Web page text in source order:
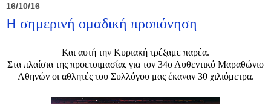
16/10/16
Η σημερινή ομαδική προπόνηση
Και αυτή την Κυριακή τρέξαμε παρέα.
Στα πλαίσια της προετοιμασίας για τον 34ο Αυθεντικό Μαραθώνιο
Αθηνών οι αθλητές του Συλλόγου μας έκαναν 30 χιλιόμετρα.